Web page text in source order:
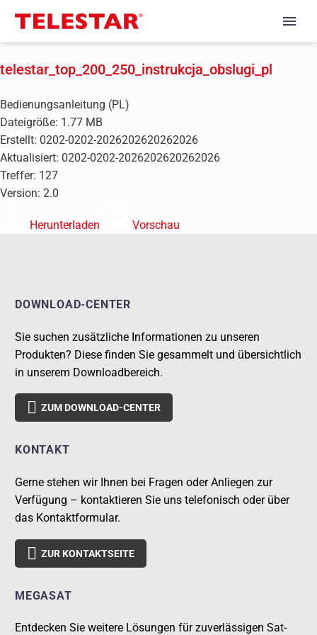
telestar_top_200_250_instrukcja_obslugi_pl
Bedienungsanleitung (PL)
Dateigröße: 1.77 MB
Erstellt: 0202-0202-2026202620262026
Aktualisiert: 0202-0202-2026202620262026
Treffer: 127
Version: 2.0
Herunterladen Vorschau
DOWNLOAD-CENTER
Sie suchen zusätzliche Informationen zu unseren
Produkten? Diese finden Sie gesammelt und übersichtlich
in unserem Downloadbereich.
 ZUM DOWNLOAD-CENTER
KONTAKT
Gerne stehen wir Ihnen bei Fragen oder Anliegen zur
Verfügung – kontaktieren Sie uns telefonisch oder über
das Kontaktformular.
 ZUR KONTAKTSEITE
MEGASAT
Entdecken Sie weitere Lösungen für zuverlässigen Sat-